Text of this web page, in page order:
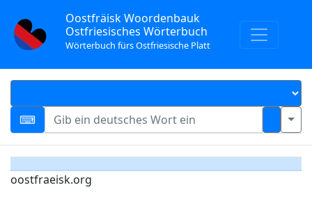
Oostfräisk Woordenbauk
Ostfriesisches Wörterbuch
Wörterbuch fürs Ostfriesische Platt
oostfraeisk.org